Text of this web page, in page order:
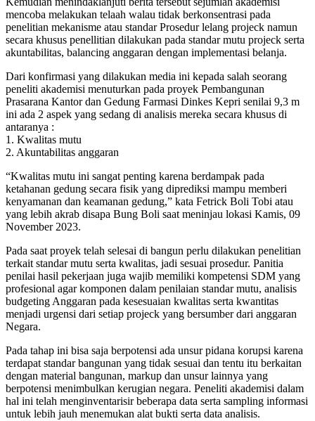
mencoba melakukan telaah walau tidak berkonsentrasi pada
penelitian mekanisme atau standar Prosedur lelang projeck namun
secara khusus penellitian dilakukan pada standar mutu projeck serta
akuntabilitas, balancing anggaran dengan implementasi belanja.
Dari konfirmasi yang dilakukan media ini kepada salah seorang
peneliti akademisi menuturkan pada proyek Pembangunan
Prasarana Kantor dan Gedung Farmasi Dinkes Kepri senilai 9,3 m
ini ada 2 aspek yang sedang di analisis mereka secara khusus di
antaranya :
1. Kwalitas mutu
2. Akuntabilitas anggaran
“Kwalitas mutu ini sangat penting karena berdampak pada
ketahanan gedung secara fisik yang diprediksi mampu memberi
kenyamanan dan keamanan gedung,” kata Fetrick Boli Tobi atau
yang lebih akrab disapa Bung Boli saat meninjau lokasi Kamis, 09
November 2023.
Pada saat proyek telah selesai di bangun perlu dilakukan penelitian
terkait standar mutu serta kwalitas, jadi sesuai prosedur. Panitia
penilai hasil pekerjaan juga wajib memiliki kompetensi SDM yang
profesional agar komponen dalam penilaian standar mutu, analisis
budgeting Anggaran pada kesesuaian kwalitas serta kwantitas
menjadi urgensi dari setiap projeck yang bersumber dari anggaran
Negara.
Pada tahap ini bisa saja berpotensi ada unsur pidana korupsi karena
terdapat standar bangunan yang tidak sesuai dan tentu itu berkaitan
dengan material bangunan, markup dan unsur lainnya yang
berpotensi menimbulkan kerugian negara. Peneliti akademisi dalam
hal ini telah menginventarisir beberapa data serta sampling informasi
untuk lebih jauh menemukan alat bukti serta data analisis.